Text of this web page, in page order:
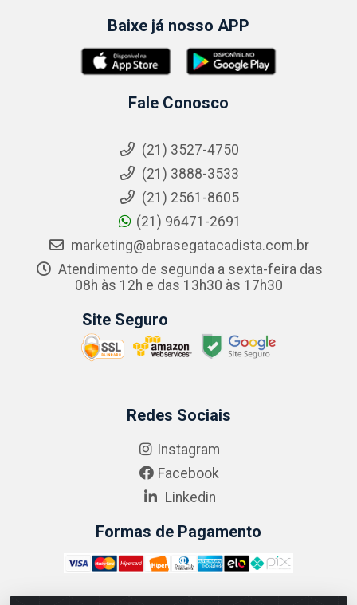
Baixe já nosso APP
Fale Conosco
(21) 3527-4750
(21) 3888-3533
(21) 2561-8605
(21) 96471-2691
marketing@abrasegatacadista.com.br
Atendimento de segunda a sexta-feira das
08h às 12h e das 13h30 às 17h30
Site Seguro
Redes Sociais
Instagram
Facebook
Linkedin
Formas de Pagamento